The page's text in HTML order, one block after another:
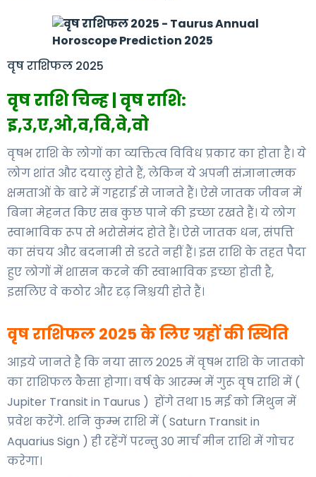
वृष राशिफल 2025
वृष राशि चिन्ह | वृष राशि:
इ,उ,ए,ओ,व,वि,वे,वो
वृषभ राशि के लोगों का व्यक्तित्व विविध प्रकार का होता है। ये
लोग शांत और दयालु होते हैं, लेकिन ये अपनी संज्ञानात्मक
क्षमताओं के बारे में गहराई से जानते हैं। ऐसे जातक जीवन में
बिना मेहनत किए सब कुछ पाने की इच्छा रखते हैं। ये लोग
स्वाभाविक रूप से भरोसेमंद होते हैं। ऐसे जातक धन, संपत्ति
का संचय और बदनामी से डरते नहीं हैं। इस राशि के तहत पैदा
हुए लोगों में शासन करने की स्वाभाविक इच्छा होती है,
इसलिए वे कठोर और दृढ़ निश्चयी होते हैं।
वृष राशिफल 2025 के लिए ग्रहों की स्थिति
आइये जानते है कि नया साल 2025 में वृषभ राशि के जातको
का राशिफल कैसा होगा। वर्ष के आरम्भ में गुरू वृष राशि में (
Jupiter Transit in Taurus ) होंगे तथा 15 मई को मिथुन में
प्रवेश करेंगे. शनि कुम्भ राशि में ( Saturn Transit in
Aquarius Sign ) ही रहेंगें परन्तु 30 मार्च मीन राशि में गोचर
करेगा।